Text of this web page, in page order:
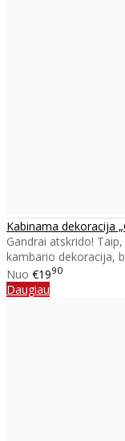
Kabinama dekoracija
Gandrai atskrido!
kambario dekoracija,
Nuo €1990
Daugiau